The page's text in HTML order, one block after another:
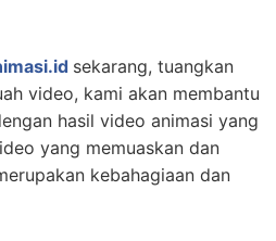
sekarang, tuangkan
video, kami akan membantu
hasil video animasi yang
yang memuaskan dan
kebahagiaan dan